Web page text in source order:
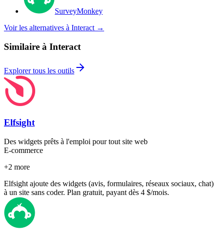
SurveyMonkey
Voir les alternatives à Interact →
Similaire à Interact
Explorer tous les outils
Elfsight
Des widgets prêts à l'emploi pour tout site web
E-commerce
+2 more
Elfsight ajoute des widgets (avis, formulaires, réseaux sociaux, chat)
à un site sans coder. Plan gratuit, payant dès 4 $/mois.